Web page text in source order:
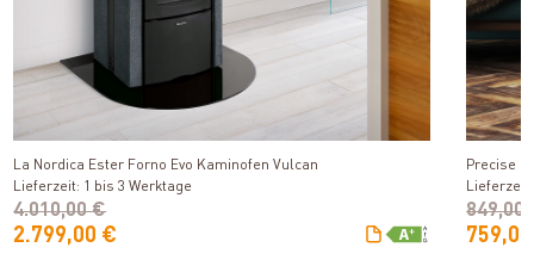
La Nordica Ester Forno Evo Kaminofen Vulcan
Lieferzeit: 1 bis 3 Werktage
2.799,00 €
4.010,00 €
Precise
849,00